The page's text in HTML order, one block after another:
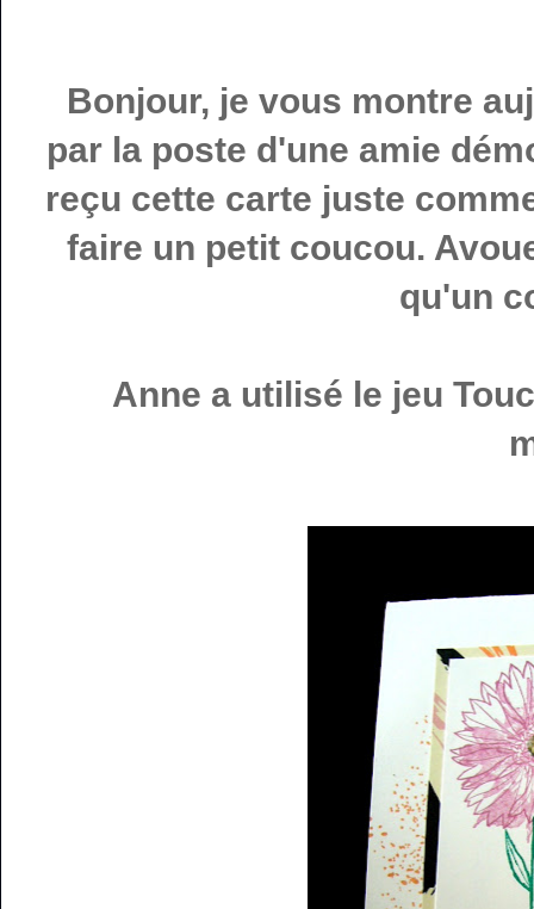
Bonjour, je vous montre
par la poste d'une amie
reçu cette carte juste
faire un petit coucou.
qu'un
Anne a utilisé le jeu